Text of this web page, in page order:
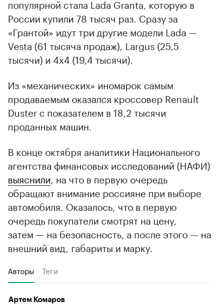
популярной стала Lada Granta, которую в
России купили 78 тысяч раз. Сразу за
«Грантой» идут три другие модели Lada —
Vesta (61 тысяча продаж), Largus (25,5
тысячи) и 4x4 (19,4 тысячи).
Из «механических» иномарок самым
продаваемым оказался кроссовер Renault
Duster с показателем в 18,2 тысячи
проданных машин.
В конце октября аналитики Национального
агентства финансовых исследований (НАФИ)
выяснили , на что в первую очередь
обращают внимание россияне при выборе
автомобиля. Оказалось, что в первую
очередь покупатели смотрят на цену,
затем — на безопасность, а после этого — на
внешний вид, габариты и марку.
Авторы Теги
Артем Комаров